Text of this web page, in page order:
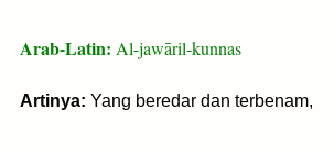
Arab-Latin: Al-jawāril-kunnas
Artinya: Yang beredar dan terbenam,